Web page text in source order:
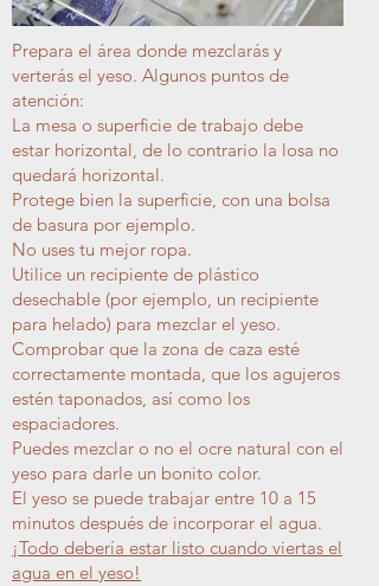
Prepara el área donde mezclarás y
verterás el yeso. Algunos puntos de
atención:
La mesa o superficie de trabajo debe
estar horizontal, de lo contrario la losa no
quedará horizontal.
Protege bien la superficie, con una bolsa
de basura por ejemplo.
No uses tu mejor ropa.
Utilice un recipiente de plástico
desechable (por ejemplo, un recipiente
para helado) para mezclar el yeso.
Comprobar que la zona de caza esté
correctamente montada, que los agujeros
estén taponados, así como los
espaciadores.
Puedes mezclar o no el ocre natural con el
yeso para darle un bonito color.
El yeso se puede trabajar entre 10 a 15
minutos después de incorporar el agua.
¡Todo debería estar listo cuando viertas el
agua en el yeso!